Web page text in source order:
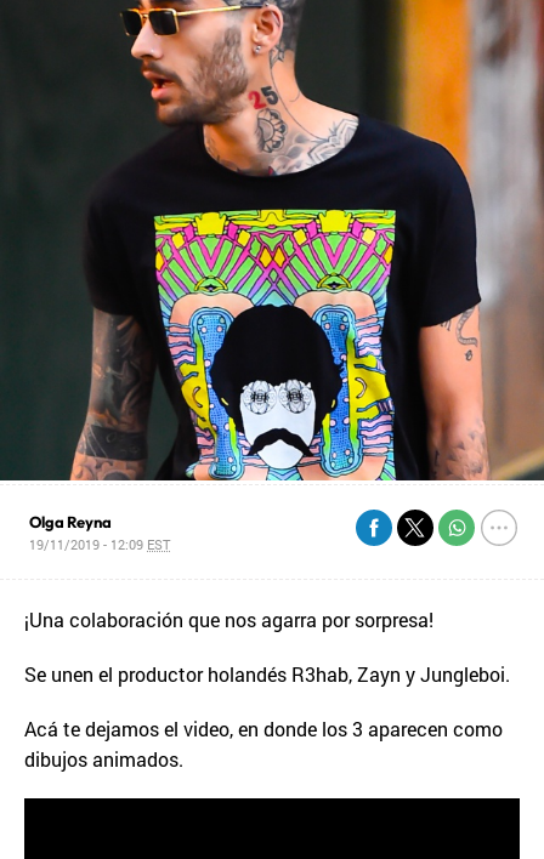
Olga Reyna
19/11/2019 - 12:09 EST
¡Una colaboración que nos agarra por sorpresa!
Se unen el productor holandés R3hab, Zayn y Jungleboi.
Acá te dejamos el video, en donde los 3 aparecen como
dibujos animados.